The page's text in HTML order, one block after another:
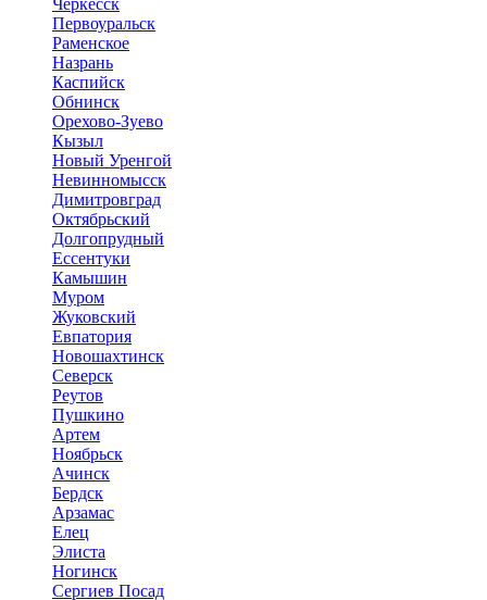
Черкесск
Первоуральск
Раменское
Назрань
Каспийск
Обнинск
Орехово-Зуево
Кызыл
Новый Уренгой
Невинномысск
Димитровград
Октябрьский
Долгопрудный
Ессентуки
Камышин
Муром
Жуковский
Евпатория
Новошахтинск
Северск
Реутов
Пушкино
Артем
Ноябрьск
Ачинск
Бердск
Арзамас
Елец
Элиста
Ногинск
Сергиев Посад